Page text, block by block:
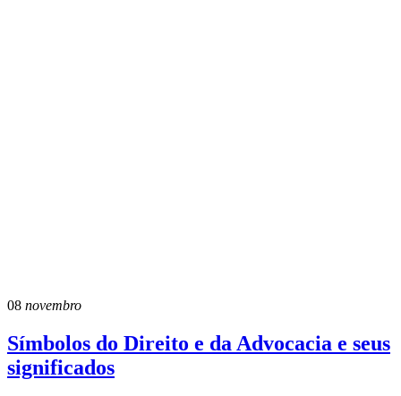
08 novembro
Símbolos do Direito e da Advocacia e seus
significados